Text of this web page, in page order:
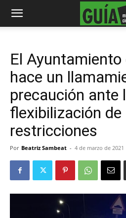
El Ayuntamiento
hace un
precaución ante
flexibilización de
restricciones
Por Beatriz Sambeat - 4 de marzo de 2021